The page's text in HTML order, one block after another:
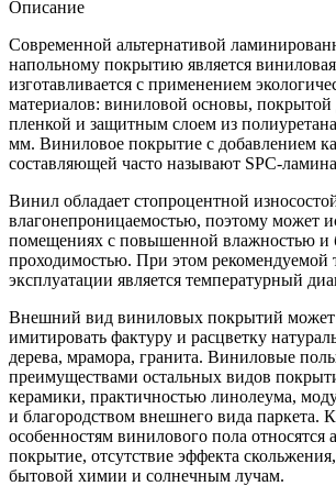
Описание
Современной альтернативой
напольному покрытию является
изготавливается с применением
материалов: виниловой основы, покрытой
пленкой и защитным слоем из
мм. Виниловое покрытие с добавлением
составляющей часто называют SPC-
Винил обладает стопроцентной
влагонепроницаемостью, поэтому может
помещениях с повышенной влажностью и
проходимостью. При этом рекомендуемой
эксплуатации является температурный
Внешний вид виниловых покрытий может
имитировать фактуру и расцветку
дерева, мрамора, гранита. Виниловые
преимуществами остальных видов
керамики, практичностью линолеума,
и благородством внешнего вида паркета.
особенностям винилового пола относятся
покрытие, отсутствие эффекта
бытовой химии и солнечным лучам.